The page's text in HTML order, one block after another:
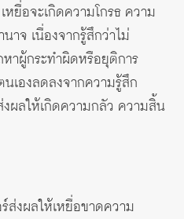
ยื่อจะเกิดความโกรธ ความ
าจ เนื่องจากรู้สึกว่าไม่
หาผู้กระทำผิดหรือยุติการ
เองลดลงจากความรู้สึก
ผลให้เกิดความกลัว ความสิ้น
ร์ส่งผลให้เหยื่อขาดความ